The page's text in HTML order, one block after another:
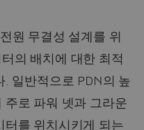
원 무결성 설계를 위
의 배치에 대한 최적
일반적으로 PDN의 높
주로 파워 넷과 그라운
터를 위치시키게 되는